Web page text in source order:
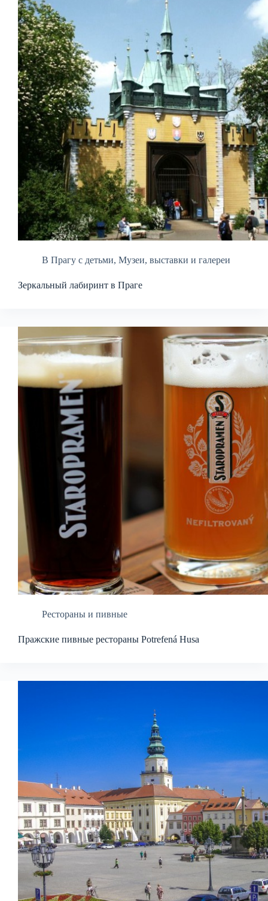
В Прагу с детьми, Музеи, выставки и галереи
Зеркальный лабиринт в Праге
Рестораны и пивные
Пражские пивные рестораны Potrefená Husa